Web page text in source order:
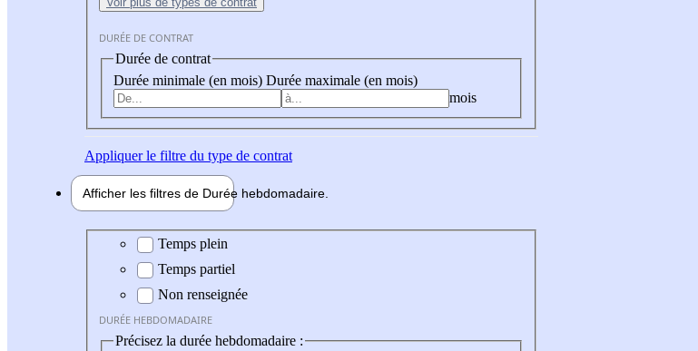
DURÉE DE CONTRAT
Durée de contrat
Durée minimale (en mois) Durée maximale (en mois)
mois
Appliquerle filtre du type de contrat
Afficher les filtres de Durée hebdomadaire
Durée hebdomadaire
Temps plein
Temps partiel
Non renseignée
DURÉE HEBDOMADAIRE
Précisez la durée hebdomadaire :